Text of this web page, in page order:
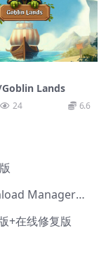
Goblin Lands
24 6.6
IDM下载器中文版 Internet Download Manager v6.42.36 IDM
+在线修复版